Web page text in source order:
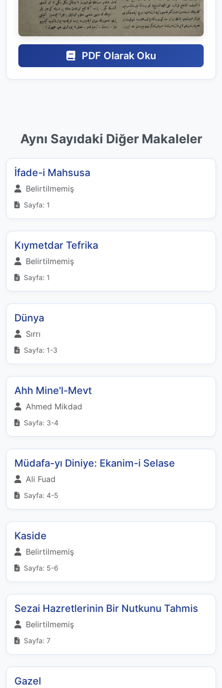
PDF Olarak Oku
Aynı Sayıdaki Diğer Makaleler
İfade-i Mahsusa
Belirtilmemiş
Sayfa: 1
Kıymetdar Tefrika
Belirtilmemiş
Sayfa: 1
Dünya
Sırrı
Sayfa: 1-3
Ahh Mine'l-Mevt
Ahmed Mikdad
Sayfa: 3-4
Müdafa-yı Diniye: Ekanim-i Selase
Ali Fuad
Sayfa: 4-5
Kaside
Belirtilmemiş
Sayfa: 5-6
Sezai Hazretlerinin Bir Nutkunu Tahmis
Belirtilmemiş
Sayfa: 7
Gazel